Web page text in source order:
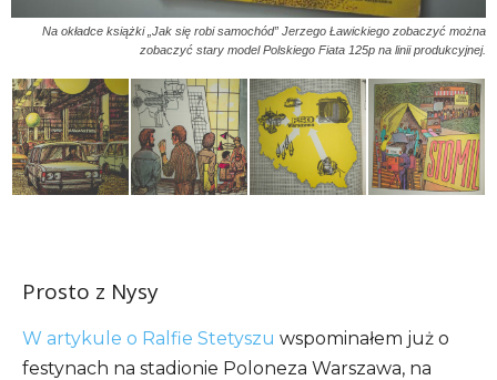
Na okładce książki „Jak się robi samochód” Jerzego Ławickiego zobaczyć można
zobaczyć stary model Polskiego Fiata 125p na linii produkcyjnej.
Prosto z Nysy
W artykule o Ralfie Stetyszu wspominałem już o
festynach na stadionie Poloneza Warszawa, na